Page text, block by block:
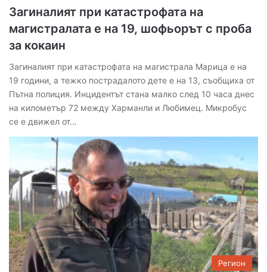
Загиналият при катастрофата на
магистралата е на 19, шофьорът с проба
за кокаин
Загиналият при катастрофата на магистрала Марица е на
19 години, а тежко пострадалото дете е на 13, съобщиха от
Пътна полиция. Инцидентът стана малко след 10 часа днес
на километър 72 между Харманли и Любимец. Микробус
се е движел от…
Регион